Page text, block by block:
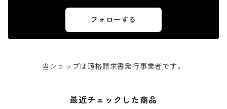
フォローする
当ショップは適格請求書発行事業者です。
最近チェックした商品